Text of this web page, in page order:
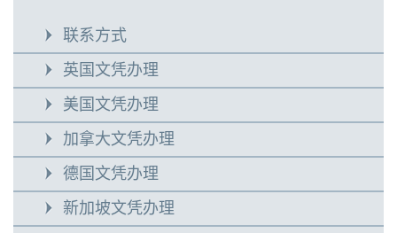
联系方式
英国文凭办理
美国文凭办理
加拿大文凭办理
德国文凭办理
新加坡文凭办理